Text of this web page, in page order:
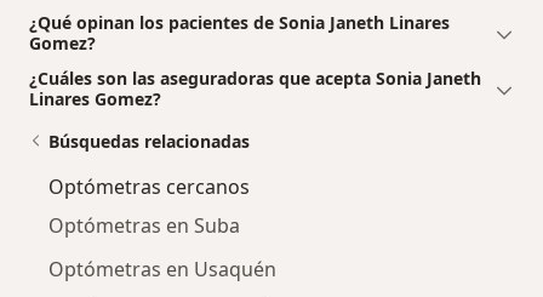
¿Qué opinan los pacientes de Sonia Janeth Linares
Gomez?
¿Cuáles son las aseguradoras que acepta Sonia Janeth
Linares Gomez?
Búsquedas relacionadas
Optómetras cercanos
Optómetras en Suba
Optómetras en Usaquén